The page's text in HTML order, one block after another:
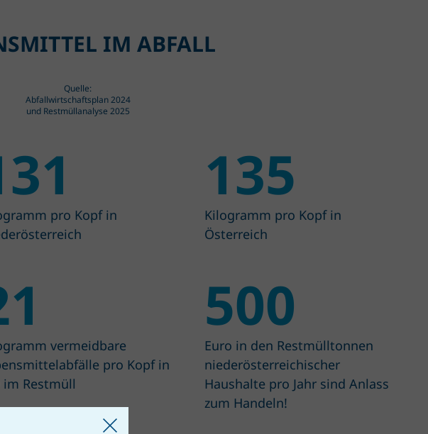
IM ABFALL
Quelle:
Abfallwirtschaftsplan 2024
und Restmüllanalyse 2025
pro Kopf in
135
Kilogramm pro Kopf in
Österreich
vermeidbare
pro Kopf in
im Restmüll
500
Euro in den Restmülltonnen
niederöster­reichischer
Haushalte pro Jahr sind Anlass
zum Handeln!